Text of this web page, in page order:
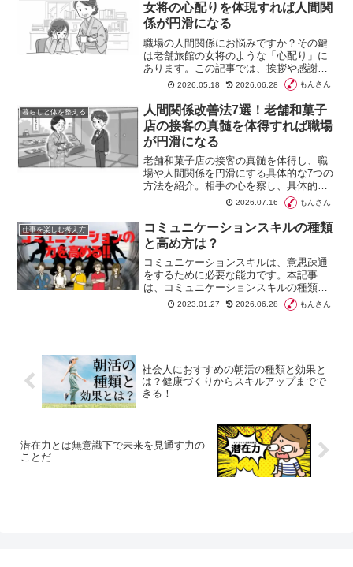
女将の心配りを体現すれば人間関
係が円滑になる
職場の人間関係にお悩みですか？その鍵
は老舗旅館の女将のような「心配り」に
あります。この記事では、挨拶や感謝の
伝え方など、明日から実践できる7つの職
場エチケットを具体的に解説します。お
もてなしの心でコミュニケーションを円
滑にし、同僚から「また一緒に働きた
い」と思われる存在になりましょう。
2026.05.18 2026.06.28 もんさん
暮らしと体を整える
人間関係改善法7選！老舗和菓子
店の接客の真髄を体得すれば職場
が円滑になる
老舗和菓子店の接客の真髄を体得し、職
場や人間関係を円滑にする具体的な7つの
方法を紹介。相手の心を察し、具体的な
感謝や共感、先回りの気遣いをすること
で、信頼を築き、より良い関係性を構築
するヒントを解説。今日から実践できる
コツで、あなたの人間関係が劇的に改善
するでしょう。
2026.07.16 もんさん
仕事を楽しむ考え方
コミュニケーションスキルの種類
と高め方は？
コミュニケーションスキルは、意思疎通
をするために必要な能力です。本記事
は、コミュニケーションスキルの種類と
高め方について説明しています。人と良
好なコミュニケーションを取りたい方
2023.01.27 2026.06.28 もんさん
社会人におすすめの朝活の種類と効果と
は？健康づくりからスキルアップまでで
きる！
潜在力とは無意識下で未来を見通す力の
ことだ